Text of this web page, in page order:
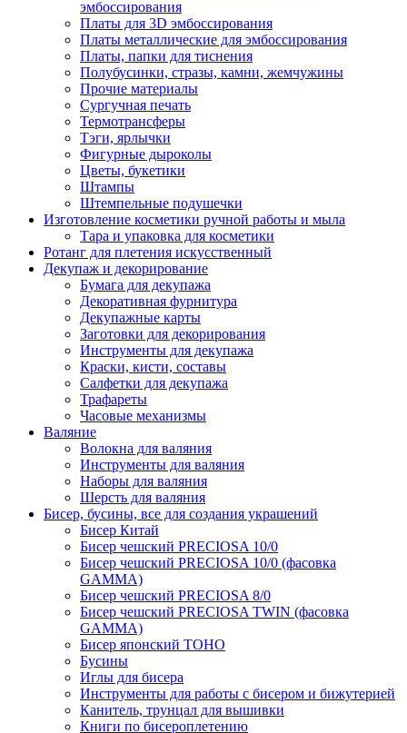
эмбоссирования
Платы для 3D эмбоссирования
Платы металлические для эмбоссирования
Платы, папки для тиснения
Полубусинки, стразы, камни, жемчужины
Прочие материалы
Сургучная печать
Термотрансферы
Тэги, ярлычки
Фигурные дыроколы
Цветы, букетики
Штампы
Штемпельные подушечки
Изготовление косметики ручной работы и мыла
Тара и упаковка для косметики
Ротанг для плетения искусственный
Декупаж и декорирование
Бумага для декупажа
Декоративная фурнитура
Декупажные карты
Заготовки для декорирования
Инструменты для декупажа
Краски, кисти, составы
Салфетки для декупажа
Трафареты
Часовые механизмы
Валяние
Волокна для валяния
Инструменты для валяния
Наборы для валяния
Шерсть для валяния
Бисер, бусины, все для создания украшений
Бисер Китай
Бисер чешский PRECIOSA 10/0
Бисер чешский PRECIOSA 10/0 (фасовка
GAMMA)
Бисер чешский PRECIOSA 8/0
Бисер чешский PRECIOSA TWIN (фасовка
GAMMA)
Бисер японский TOHO
Бусины
Иглы для бисера
Инструменты для работы с бисером и бижутерией
Канитель, трунцал для вышивки
Книги по бисероплетению